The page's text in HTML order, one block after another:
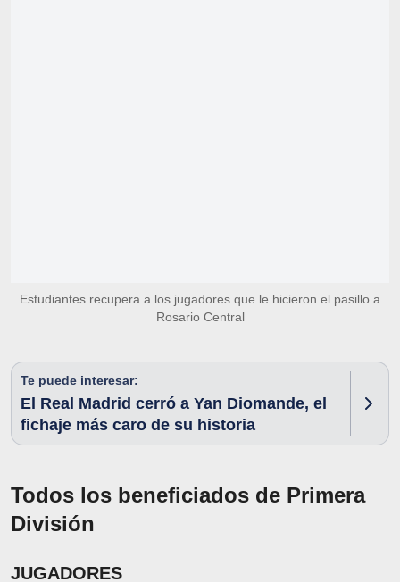
Estudiantes recupera a los jugadores que le hicieron el pasillo a
Rosario Central
Te puede interesar:
El Real Madrid cerró a Yan Diomande, el
fichaje más caro de su historia
Todos los beneficiados de Primera
División
JUGADORES